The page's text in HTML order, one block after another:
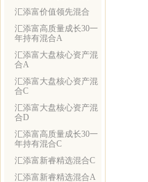
汇添富价值领先混合
汇添富高质量成长30一
年持有混合A
汇添富大盘核心资产混
合A
汇添富大盘核心资产混
合C
汇添富大盘核心资产混
合D
汇添富高质量成长30一
年持有混合C
汇添富新睿精选混合C
汇添富新睿精选混合A